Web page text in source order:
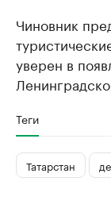
Чиновник
уверен в
Теги
Татарстан